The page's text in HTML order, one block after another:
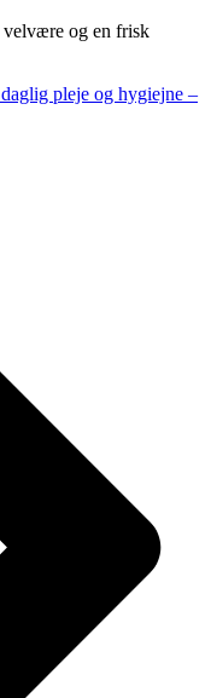
og en frisk
pleje og hygiejne –